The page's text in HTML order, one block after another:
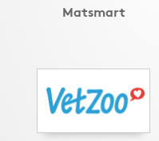
Matsmart